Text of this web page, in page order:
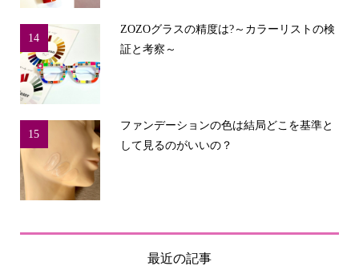
14
ZOZOグラスの精度は?～カラーリストの検
証と考察～
15
ファンデーションの色は結局どこを基準と
して見るのがいいの？
最近の記事